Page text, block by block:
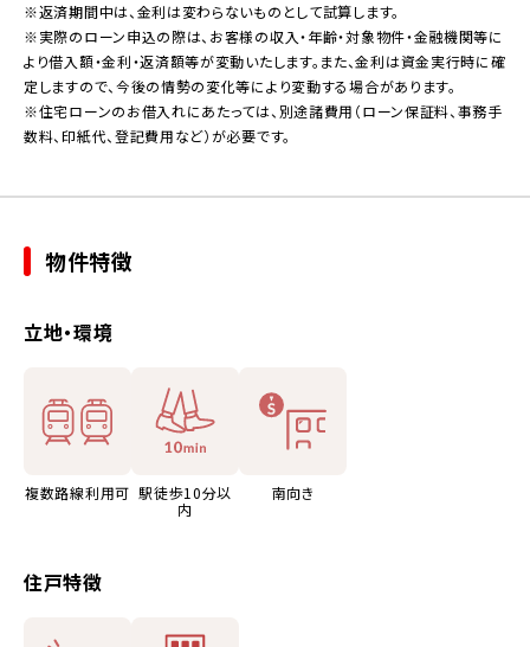
※返済期間中は、金利は変わらないものとして試算します。
※実際のローン申込の際は、お客様の収入・年齢・対象物件・金融機関等に
より借入額・金利・返済額等が変動いたします。また、金利は資金実行時に確
定しますので、今後の情勢の変化等により変動する場合があります。
※住宅ローンのお借入れにあたっては、別途諸費用（ローン保証料、事務手
数料、印紙代、登記費用など）が必要です。
物件特徴
立地・環境
複数路線利用可 駅徒歩10分以
内
南向き
住戸特徴